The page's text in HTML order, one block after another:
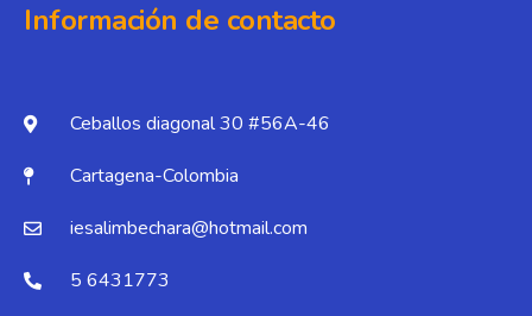
Información de contacto
Ceballos diagonal 30 #56A-46
Cartagena-Colombia
iesalimbechara@hotmail.com
5 6431773